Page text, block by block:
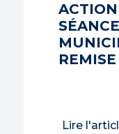
Lire